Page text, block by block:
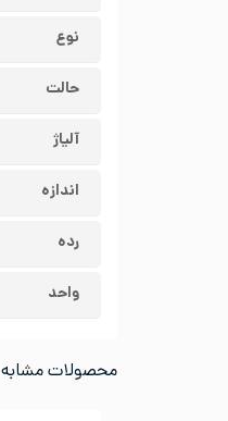
نوع
حالت
آلیاژ
اندازه
رده
واحد
محصولات مشابه